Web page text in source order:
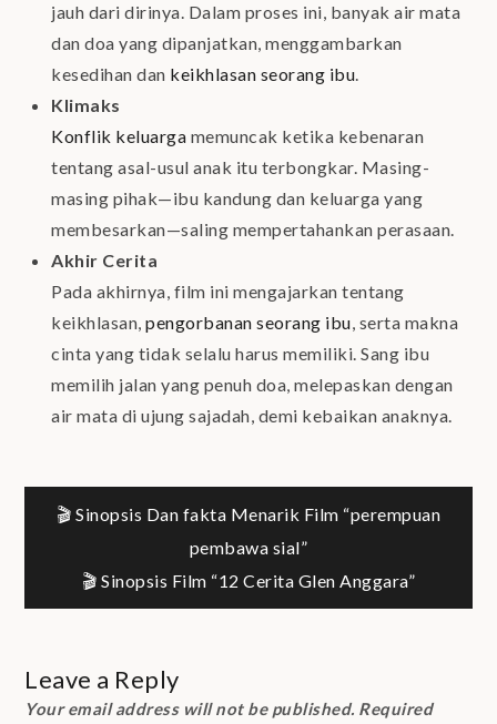
jauh dari dirinya. Dalam proses ini, banyak air mata
dan doa yang dipanjatkan, menggambarkan
kesedihan dan keikhlasan seorang ibu.
Klimaks
Konflik keluarga memuncak ketika kebenaran
tentang asal-usul anak itu terbongkar. Masing-
masing pihak—ibu kandung dan keluarga yang
membesarkan—saling mempertahankan perasaan.
Akhir Cerita
Pada akhirnya, film ini mengajarkan tentang
keikhlasan,pengorbanan seorang ibu, serta makna
cinta yang tidak selalu harus memiliki. Sang ibu
memilih jalan yang penuh doa, melepaskan dengan
air mata di ujung sajadah, demi kebaikan anaknya.
Post
navigation
🎬 Sinopsis Dan fakta Menarik Film “perempuan
pembawa sial”
🎬 Sinopsis Film “12 Cerita Glen Anggara”
Leave a Reply
Your email address will not be published. Required